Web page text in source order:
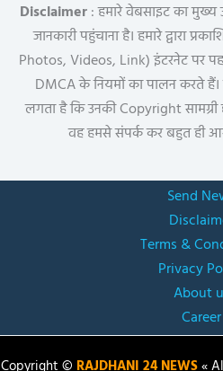
Disclaimer: हमारे वेबसाइट का मुख्य
जानकारी पहुंचाना है। हमारे द्वारा
Photos, Videos, Link) इंटरनेट पर
DMCA के नियमों का पालन करते हैं।
लगता है कि उनकी Copyright सामग्री
वह हमसे संपर्क कर बहुत ही
Send
Terms &
Privacy
About
Career